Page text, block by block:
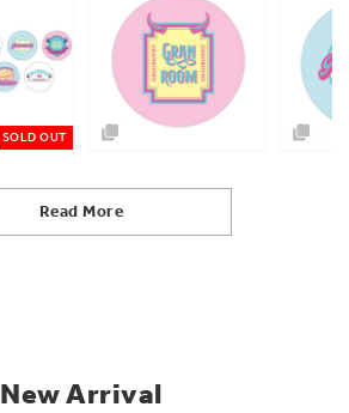
SOLD OUT
Read More
New Arrival